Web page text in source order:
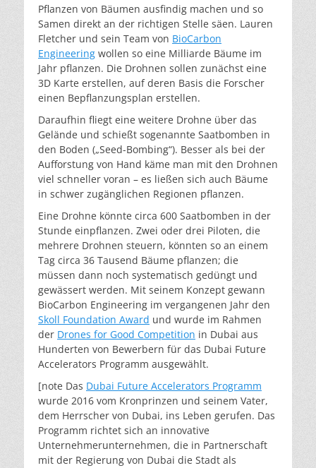
Pflanzen von Bäumen ausfindig machen und so
Samen direkt an der richtigen Stelle säen. Lauren
Fletcher und sein Team von BioCarbon
Engineering wollen so eine Milliarde Bäume im
Jahr pflanzen. Die Drohnen sollen zunächst eine
3D Karte erstellen, auf deren Basis die Forscher
einen Bepflanzungsplan erstellen.
Daraufhin fliegt eine weitere Drohne über das
Gelände und schießt sogenannte Saatbomben in
den Boden („Seed-Bombing“). Besser als bei der
Aufforstung von Hand käme man mit den Drohnen
viel schneller voran – es ließen sich auch Bäume
in schwer zugänglichen Regionen pflanzen.
Eine Drohne könnte circa 600 Saatbomben in der
Stunde einpflanzen. Zwei oder drei Piloten, die
mehrere Drohnen steuern, könnten so an einem
Tag circa 36 Tausend Bäume pflanzen; die
müssen dann noch systematisch gedüngt und
gewässert werden. Mit seinem Konzept gewann
BioCarbon Engineering im vergangenen Jahr den
Skoll Foundation Award und wurde im Rahmen
der Drones for Good Competition in Dubai aus
Hunderten von Bewerbern für das Dubai Future
Accelerators Programm ausgewählt.
[note Das Dubai Future Accelerators Programm
wurde 2016 vom Kronprinzen und seinem Vater,
dem Herrscher von Dubai, ins Leben gerufen. Das
Programm richtet sich an innovative
Unternehmerunternehmen, die in Partnerschaft
mit der Regierung von Dubai die Stadt als